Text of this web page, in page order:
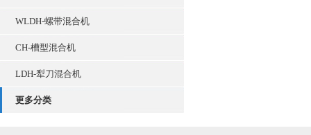
WLDH-螺带混合机
CH-槽型混合机
LDH-犁刀混合机
更多分类